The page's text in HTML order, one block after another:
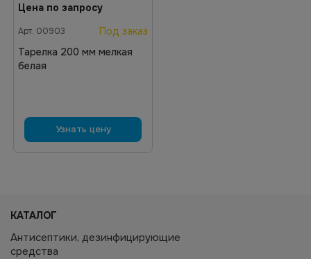
Цена по запросу
Арт. 00903
Под заказ
Тарелка 200 мм мелкая
белая
Узнать цену
КАТАЛОГ
Антисептики, дезинфицирующие
средства